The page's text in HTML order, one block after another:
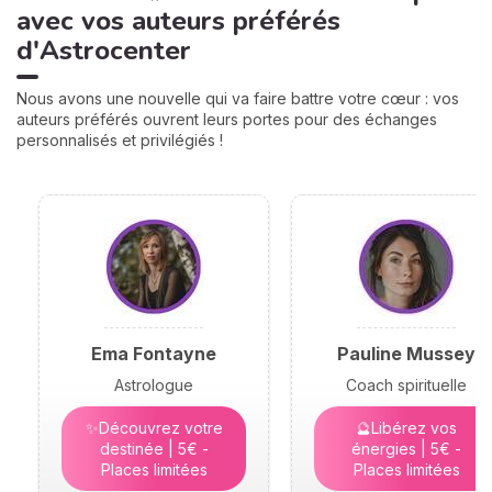
avec vos auteurs préférés
d'Astrocenter
Nous avons une nouvelle qui va faire battre votre cœur : vos
auteurs préférés ouvrent leurs portes pour des échanges
personnalisés et privilégiés !
Ema Fontayne
Astrologue
✨Découvrez votre
destinée | 5€ -
Places limitées
Pauline Mussey
Coach spirituelle
🔮Libérez vos
énergies | 5€ -
Places limitées